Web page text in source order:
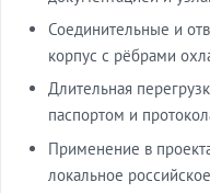
Соединительные и
корпус с рёбрами
Длительная
паспортом и
Применение в
локальное